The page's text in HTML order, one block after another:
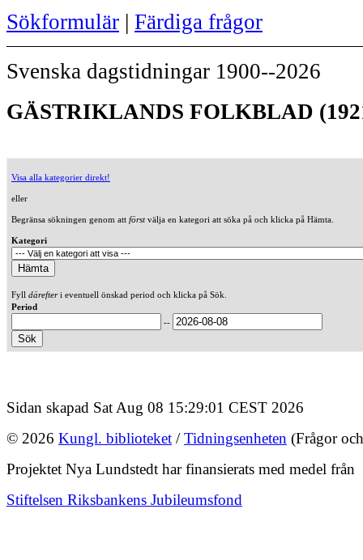
Sökformulär | Färdiga frågor
Svenska dagstidningar 1900--2026
GÄSTRIKLANDS FOLKBLAD
Visa alla kategorier direkt!
eller
Begränsa sökningen genom att förstvälja en kategori att söka på och klicka på Hämta.
Kategori
Fyll därefteri eventuell önskad period och klicka på Sök.
Period
--
Sidan skapad Sat Aug 08 15:29:01 CEST 2026
© 2026 Kungl. biblioteket /Tidningsenheten (Frågor
Projektet Nya Lundstedt har finansierats med medel från
Stiftelsen Riksbankens Jubileumsfond